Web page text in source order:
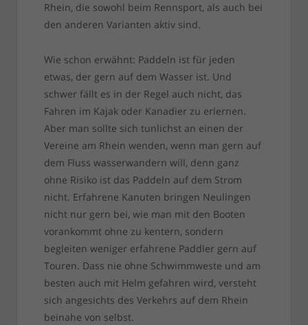
Rhein, die sowohl beim Rennsport, als auch bei
den anderen Varianten aktiv sind.
Wie schon erwähnt: Paddeln ist für jeden
etwas, der gern auf dem Wasser ist. Und
schwer fällt es in der Regel auch nicht, das
Fahren im Kajak oder Kanadier zu erlernen.
Aber man sollte sich tunlichst an einen der
Vereine am Rhein wenden, wenn man gern auf
dem Fluss wasserwandern will, denn ganz
ohne Risiko ist das Paddeln auf dem Strom
nicht. Erfahrene Kanuten bringen Neulingen
nicht nur gern bei, wie man mit den Booten
vorankommt ohne zu kentern, sondern
begleiten weniger erfahrene Paddler gern auf
Touren. Dass nie ohne Schwimmweste und am
besten auch mit Helm gefahren wird, versteht
sich angesichts des Verkehrs auf dem Rhein
beinahe von selbst.